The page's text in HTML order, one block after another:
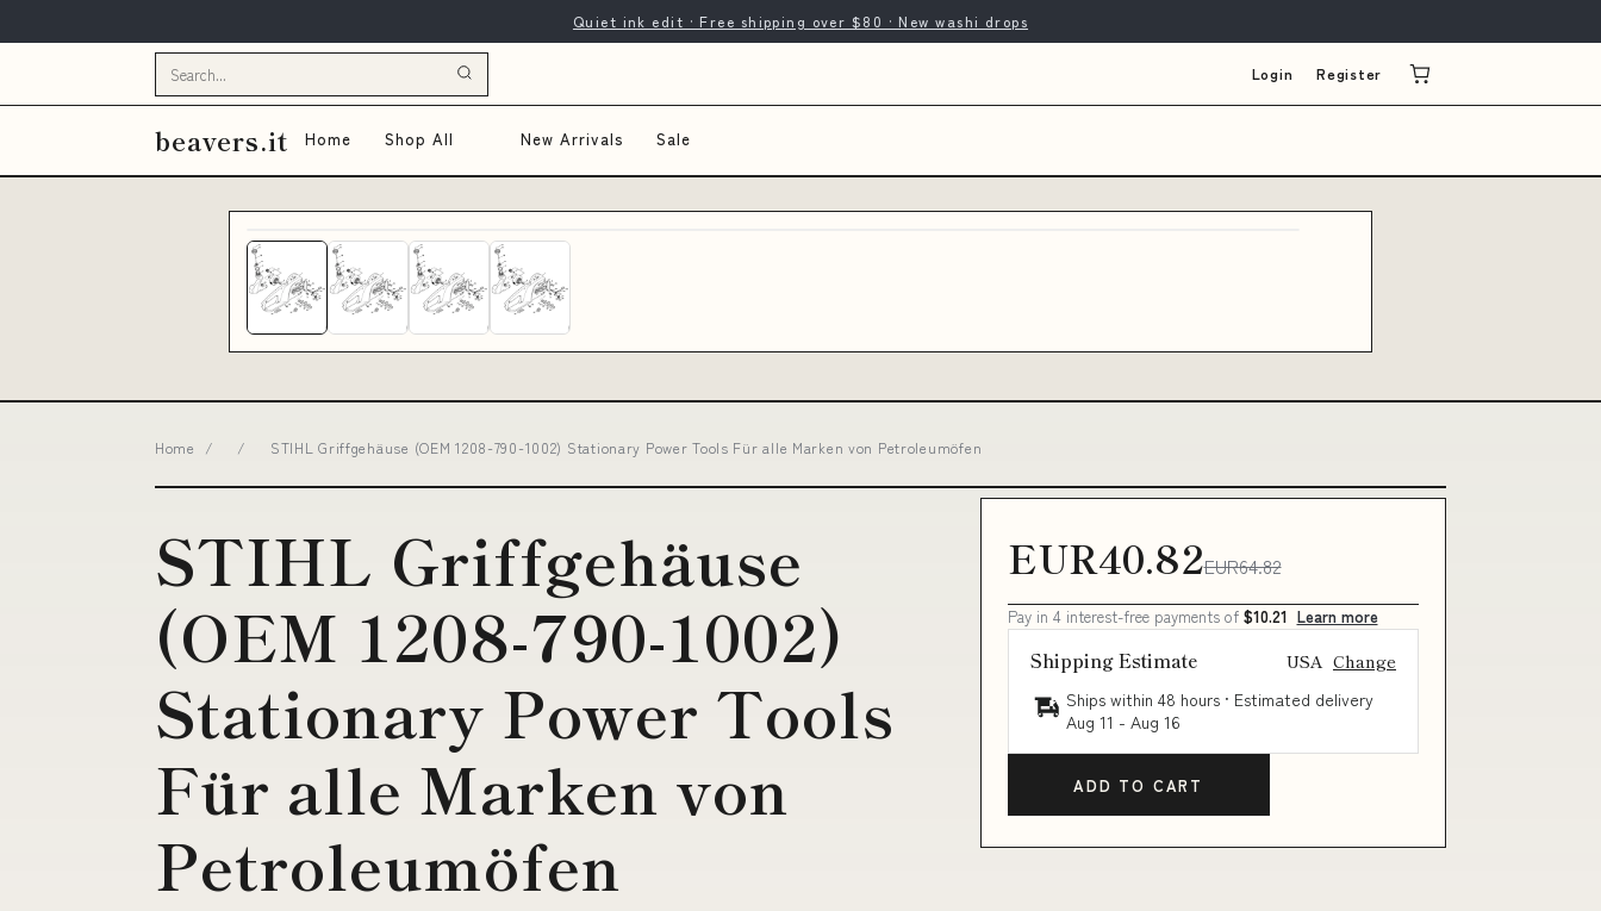
Quiet ink edit · Free shipping over $80 · New washi drops
Login Register
beavers.it Home Shop All New Arrivals Sale
Home / / STIHL Griffgehäuse (OEM 1208-790-1002) Stationary Power Tools Für alle Marken von Petroleumöfen
STIHL Griffgehäuse
(OEM 1208-790-1002)
Stationary Power Tools
Für alle Marken von
Petroleumöfen
EUR40.82EUR64.82
Pay in 4 interest-free payments of $10.21 Learn more
Shipping Estimate USA Change
Ships within 48 hours · Estimated delivery
Aug 11 - Aug 16
ADD TO CART